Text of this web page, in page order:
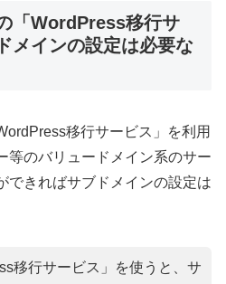
「WordPress移行サ
メインの設定は必要な
移行サービス」を利用
等のバリュードメイン系のサー
できればサブドメインの設定は
移行サービス」を使うと、サ